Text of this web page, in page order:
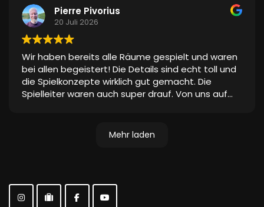
beiden „Mädels“ hat es gefallen und nicht nur weil
sich ihre Männer wie Superhelden in einem Film
gefühlt haben
(Stimmen, Klopfen, Poltern) machten das ganze
stimmig. Ein realer Schauspieler war dabei. Davon
waren alle begeistert, da man mit ihm agieren
konnte. Es war ein tolles Erlebnis für alle und sie
wollen es wieder tun
Pierre Pivorius
20 Juli 2026
Wir haben bereits alle Räume gespielt und waren
bei allen begeistert! Die Details sind echt toll und
die Spielkonzepte wirklich gut gemacht. Die
Spielleiter waren auch super drauf. Von uns auf
Mehr laden